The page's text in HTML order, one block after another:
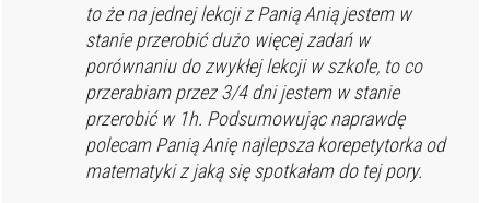
to że na jednej lekcji z Panią Anią jestem w
stanie przerobić dużo więcej zadań w
porównaniu do zwykłej lekcji w szkole, to co
przerabiam przez 3/4 dni jestem w stanie
przerobić w 1h. Podsumowując naprawdę
polecam Panią Anię najlepsza korepetytorka od
matematyki z jaką się spotkałam do tej pory.